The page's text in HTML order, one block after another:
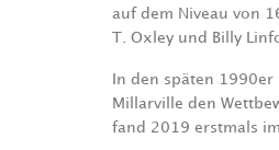
auf dem Niveau von
T. Oxley und Billy
In den späten
Millarville den
fand 2019 erstmals